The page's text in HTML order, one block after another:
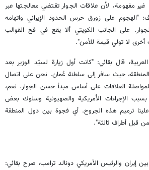
مفهومة، لأن علاقات الجوار تقتضي معالجتها عبر
"الهجوم على زورق حرس الحدود الإيراني واتهامه
على الجانب الكويتي ألا يقع في فخ القوالب
أخرى لا تولي قيمة للأمن".
قال بقائي: "كانت أول زيارة لسيّد الوزير بعد
حيث سافر إلى سلطنة عُمان. نحن على اتصال
العلاقات على أساس مبدأ حسن الجوار. نعم،
الإجراءات الأمريكية والصهيونية وسلوك بعض
ترميم هذه الجروح. أي فجوة بين دول المنطقة
قبل أطراف ثالثة".
إيران والرئيس الأمريكي دونالد ترامب، صرح بقائي: